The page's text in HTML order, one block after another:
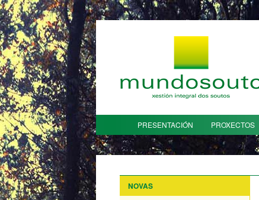
PRESENTACIÓN PROXECTOS
NOVAS